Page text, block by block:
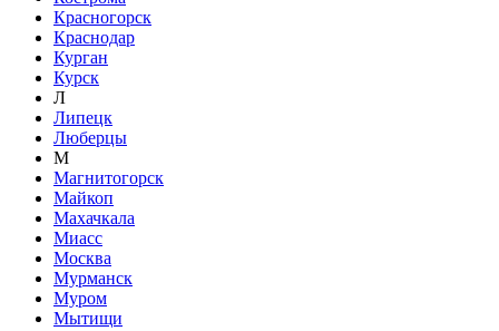
Красногорск
Краснодар
Курган
Курск
Л
Липецк
Люберцы
М
Магнитогорск
Майкоп
Махачкала
Миасс
Москва
Мурманск
Муром
Мытищи